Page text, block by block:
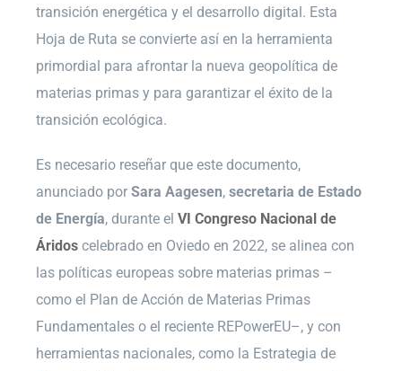
transición energética y el desarrollo digital. Esta
Hoja de Ruta se convierte así en la herramienta
primordial para afrontar la nueva geopolítica de
materias primas y para garantizar el éxito de la
transición ecológica.
Es necesario reseñar que este documento,
anunciado por Sara Aagesen, secretaria de Estado
de Energía, durante el VI Congreso Nacional de
Áridoscelebrado en Oviedo en 2022, se alinea con
las políticas europeas sobre materias primas –
como el Plan de Acción de Materias Primas
Fundamentales o el reciente REPowerEU–, y con
herramientas nacionales, como la Estrategia de